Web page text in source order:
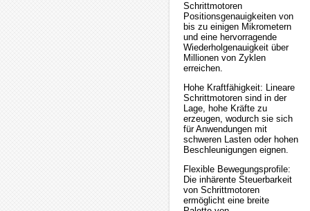
Schrittmotoren
Positionsgenauigkeiten von
bis zu einigen Mikrometern
und eine hervorragende
Wiederholgenauigkeit über
Millionen von Zyklen
erreichen.
Hohe Kraftfähigkeit: Lineare
Schrittmotoren sind in der
Lage, hohe Kräfte zu
erzeugen, wodurch sie sich
für Anwendungen mit
schweren Lasten oder hohen
Beschleunigungen eignen.
Flexible Bewegungsprofile:
Die inhärente Steuerbarkeit
von Schrittmotoren
ermöglicht eine breite